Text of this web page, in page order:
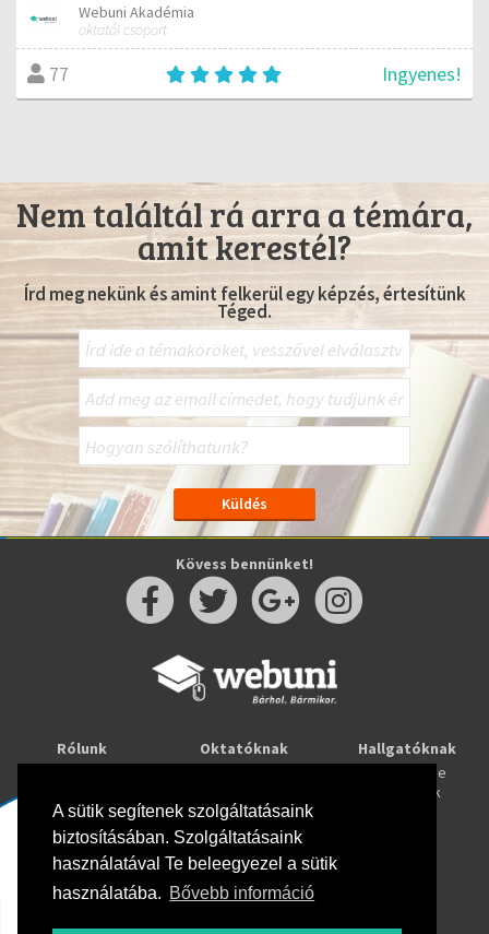
A sütik segítenek szolgáltatásaink
biztosításában. Szolgáltatásaink
használatával Te beleegyezel a sütik
használatába. Bővebb információ
Webuni Akadémia
oktatói csoport
77 Ingyenes!
Nem találtál rá arra a témára,
amit kerestél?
Írd meg nekünk és amint felkerül egy képzés, értesítünk
Téged.
Kövess bennünket!
Rólunk
Oktatóknak
Webuni Stúdió
Hallgatóknak
Tanulj online
Képzések
Info
Adatkezelési tájékoztató
ÁSZF
Hirlevél adatkezelési tájékoztató
GYIK